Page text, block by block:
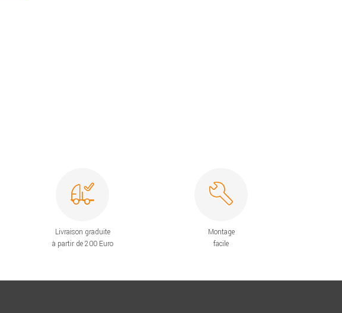
Livraison graduite
à partir de 200 Euro
Montage
facile